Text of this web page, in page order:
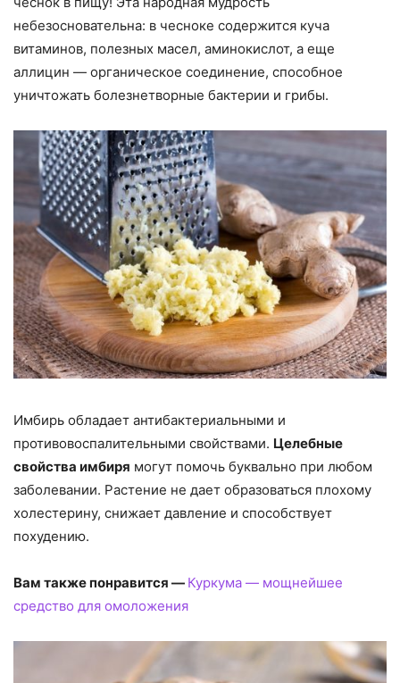
небезосновательна: в чесноке содержится куча
витаминов, полезных масел, аминокислот, а еще
аллицин — органическое соединение, способное
уничтожать болезнетворные бактерии и грибы.
Имбирь обладает антибактериальными и
противовоспалительными свойствами. Целебные
свойства имбиря могут помочь буквально при любом
заболевании. Растение не дает образоваться плохому
холестерину, снижает давление и способствует
похудению.
Вам также понравится — Куркума — мощнейшее
средство для омоложения